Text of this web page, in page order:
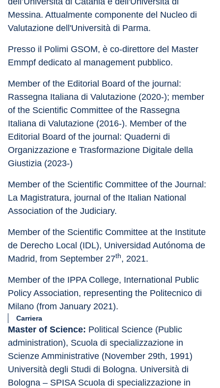
Messina. Attualmente componente del Nucleo di
Valutazione dell'Università di Parma.
Presso il Polimi GSOM, è co-direttore del Master
Emmpf dedicato al management pubblico.
Member of the Editorial Board of the journal:
Rassegna Italiana di Valutazione (2020-); member
of the Scientific Committee of the Rassegna
Italiana di Valutazione (2016-). Member of the
Editorial Board of the journal: Quaderni di
Organizzazione e Trasformazione Digitale della
Giustizia (2023-)
Member of the Scientific Committee of the Journal:
La Magistratura, journal of the Italian National
Association of the Judiciary.
Member of the Scientific Committee at the Institute
de Derecho Local (IDL), Universidad Autónoma de
Madrid, from September 27th, 2021.
Member of the IPPA College, International Public
Policy Association, representing the Politecnico di
Milano (from January 2021).
Carriera
Master of Science: Political Science (Public
administration), Scuola di specializzazione in
Scienze Amministrative (November 29th, 1991)
Università degli Studi di Bologna. Università di
Bologna – SPISA Scuola di specializzazione in